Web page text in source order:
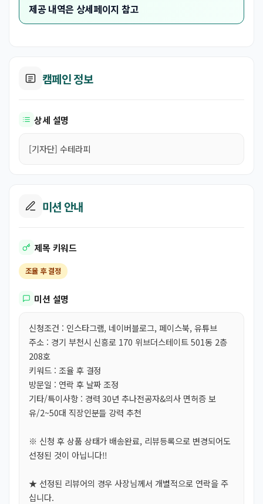
제공 내역은 상세페이지 참고
캠페인 정보
상세 설명
[기자단] 수테라피
미션 안내
제목 키워드
조율 후 결정
미션 설명
신청조건 : 인스타그램, 네이버블로그, 페이스북, 유튜브
주소 : 경기 부천시 신흥로 170 위브더스테이트 501동 2층
208호
키워드 : 조율 후 결정
방문일 : 연락 후 날짜 조정
기타/특이사항 : 경력 30년 추나전공자&의사 면허증 보
유/2~50대 직장인분들 강력 추천
※ 신청 후 상품 상태가 배송완료, 리뷰등록으로 변경되어도
선정된 것이 아닙니다!!
★ 선정된 리뷰어의 경우 사장님께서 개별적으로 연락을 주
십니다.